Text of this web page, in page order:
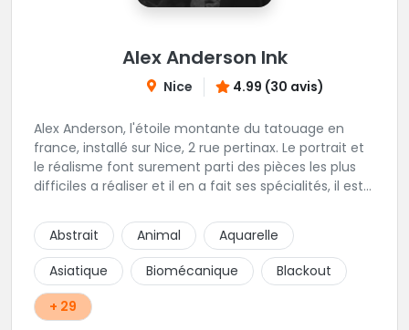
Alex Anderson Ink
Nice 4.99 (30 avis)
Alex Anderson, l'étoile montante du tatouage en
france, installé sur Nice, 2 rue pertinax. Le portrait et
le réalisme font surement parti des pièces les plus
difficiles a réaliser et il en a fait ses spécialités, il est
religieux ou du chicanos. Romain son frère sera vous
combler par sa finesse pour des pièces comme le
mandala, l'ornemental ou la calligraphie pour le
bonheur des futurs tatoués. Il y a aussi Léa, Maureen,
Fat, Tom, Sento, Lily, des artistes hors normes. Il n'y a
qu'à regarder les pièces sélectionnées ici pour
Abstrait Animal
Aquarelle
Asiatique
Biomécanique
Blackout
+ 29